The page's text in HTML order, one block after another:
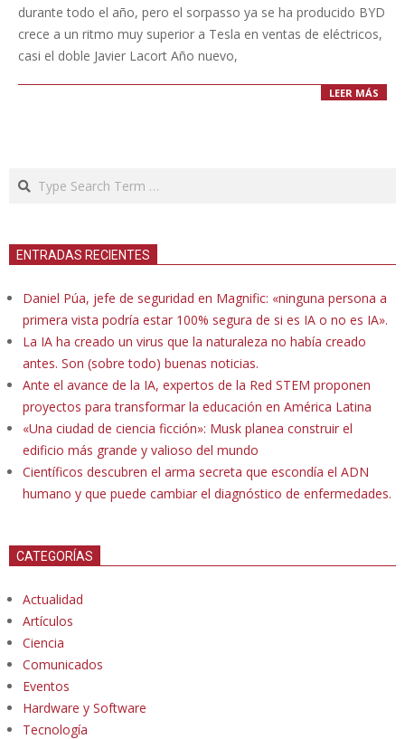
durante todo el año, pero el sorpasso ya se ha producido BYD
crece a un ritmo muy superior a Tesla en ventas de eléctricos,
casi el doble Javier Lacort Año nuevo,
LEER MÁS
Search
ENTRADAS RECIENTES
Daniel Púa, jefe de seguridad en Magnific: «ninguna persona a
primera vista podría estar 100% segura de si es IA o no es IA».
La IA ha creado un virus que la naturaleza no había creado
antes. Son (sobre todo) buenas noticias.
Ante el avance de la IA, expertos de la Red STEM proponen
proyectos para transformar la educación en América Latina
«Una ciudad de ciencia ficción»: Musk planea construir el
edificio más grande y valioso del mundo
Científicos descubren el arma secreta que escondía el ADN
humano y que puede cambiar el diagnóstico de enfermedades.
CATEGORÍAS
Actualidad
Artículos
Ciencia
Comunicados
Eventos
Hardware y Software
Tecnología